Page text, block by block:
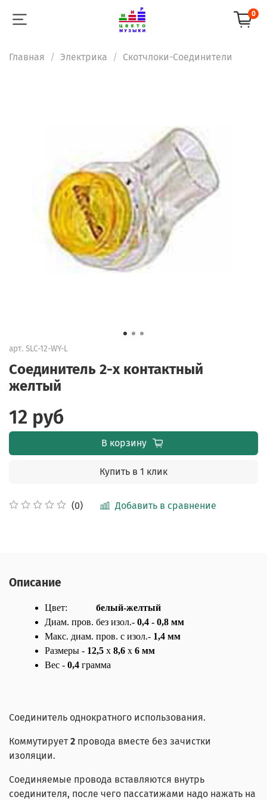
0
Главная Электрика Скотчлоки-Соединители
арт. SLC-12-WY-L
Соединитель 2-х контактный
желтый
(0) Добавить в сравнение
12 руб
В корзину
Купить в 1 клик
Описание
Цвет:
белый-желтый
Диам. пров. без изол.- 0,4 - 0,8 мм
Макс. диам. пров. с изол.- 1,4 мм
Размеры - 12,5 x 8,6 x 6 мм
Вес - 0,4 грамма
Соединитель однократного использования.
Коммутирует2 провода вместе без зачистки
изоляции.
Соединяемые провода вставляются внутрь
соединителя, после чего пассатижами надо нажать на